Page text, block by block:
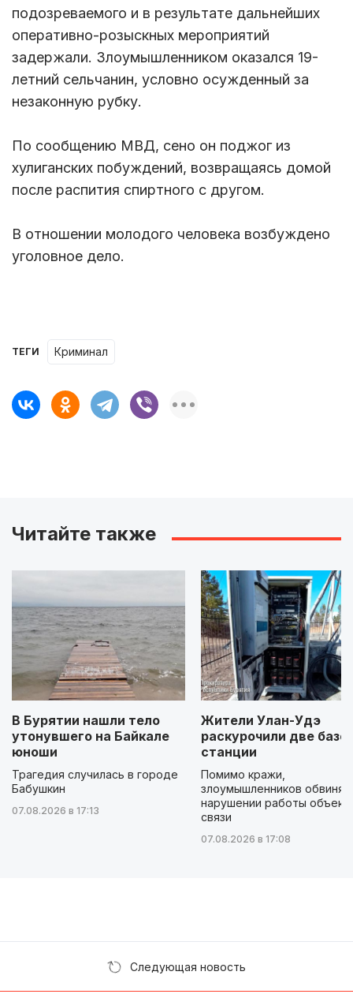
подозреваемого и в результате дальнейших
оперативно-розыскных мероприятий
задержали. Злоумышленником оказался 19-
летний сельчанин, условно осужденный за
незаконную рубку.
По сообщению МВД, сено он поджог из
хулиганских побуждений, возвращаясь домой
после распития спиртного с другом.
В отношении молодого человека возбуждено
уголовное дело.
ТЕГИ Криминал
Читайте также
В Бурятии нашли тело
утонувшего на Байкале
юноши
Трагедия случилась в городе
Бабушкин
07.08.2026 в 17:13
Жители Улан-Удэ
раскурочили две
станции
Помимо кражи,
злоумышленников
нарушении работы
связи
07.08.2026 в 17:08
Следующая новость